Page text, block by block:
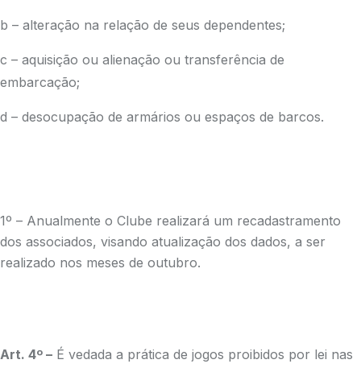
b – alteração na relação de seus dependentes;
c – aquisição ou alienação ou transferência de
embarcação;
d – desocupação de armários ou espaços de barcos.
1º – Anualmente o Clube realizará um recadastramento
dos associados, visando atualização dos dados, a ser
realizado nos meses de outubro.
Art. 4º – É vedada a prática de jogos proibidos por lei nas